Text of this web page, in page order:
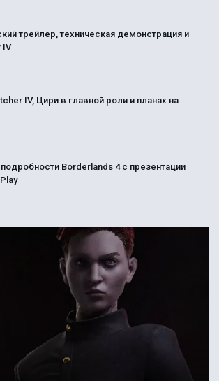
трейлер, техническая демонстрация и
IV
IV, Цири в главной роли и планах на
Borderlands 4 с презентации